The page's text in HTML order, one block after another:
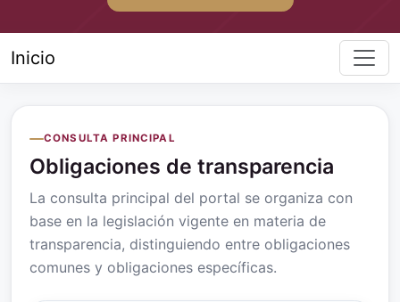
Inicio
CONSULTA PRINCIPAL
Obligaciones de transparencia
La consulta principal del portal se organiza con
base en la legislación vigente en materia de
transparencia, distinguiendo entre obligaciones
comunes y obligaciones específicas.